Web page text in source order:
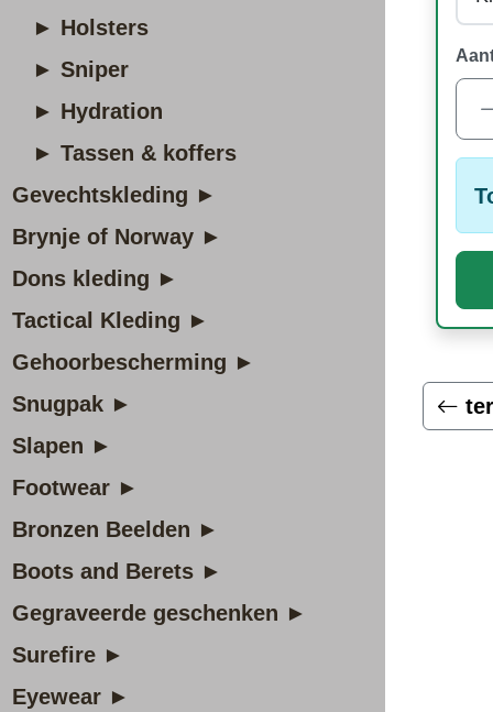
► Holsters
► Sniper
► Hydration
► Tassen & koffers
Gevechtskleding ►
Brynje of Norway ►
Dons kleding ►
Tactical Kleding ►
Gehoorbescherming ►
Snugpak ►
Slapen ►
Footwear ►
Bronzen Beelden ►
Boots and Berets ►
Gegraveerde geschenken ►
Surefire ►
Eyewear ►